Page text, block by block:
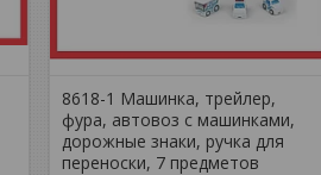
8618-1 Машинка, трейлер,
фура, автовоз с машинками,
дорожные знаки, ручка для
переноски, 7 предметов